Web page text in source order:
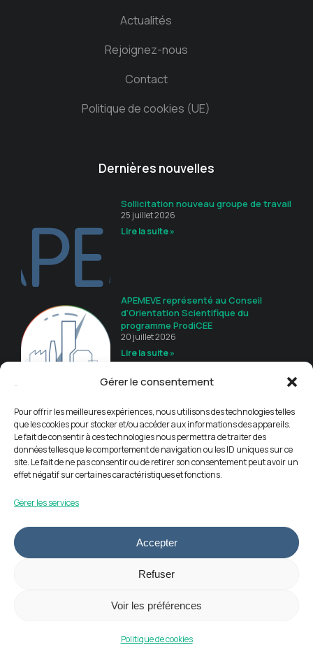
Gérer le consentement
Pour offrir les meilleures expériences, nous utilisons des technologies telles
que les cookies pour stocker et/ou accéder aux informations des appareils.
Le fait de consentir à ces technologies nous permettra de traiter des
données telles que le comportement de navigation ou les ID uniques sur ce
site. Le fait de ne pas consentir ou de retirer son consentement peut avoir un
effet négatif sur certaines caractéristiques et fonctions.
Gérer les services
Accepter
Refuser
Voir les préférences
Politique de cookies
Actualités
Rejoignez-nous
Contact
Politique de cookies (UE)
Dernières nouvelles
Sollicitation nouveau groupe de travail
25 juillet 2026
Lire la suite »
APEMEVE représenté au Conseil
d’Orientation Scientifique du
programme ProdiCEE
20 juillet 2026
Lire la suite »
16 juillet 2026
Lire la suite »
Informations légales